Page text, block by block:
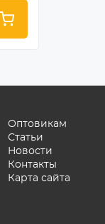
Оптовикам
Статьи
Новости
Контакты
Карта сайта